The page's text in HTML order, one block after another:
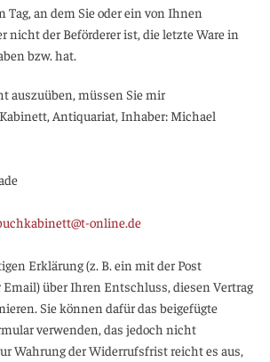
Tag, an dem Sie oder ein von Ihnen
nicht der Beförderer ist, die letzte Ware in
bzw. hat.
auszuüben, müssen Sie mir
Antiquariat, Inhaber: Michael
online.de
Erklärung (z. B. ein mit der Post
über Ihren Entschluss, diesen Vertrag
Sie können dafür das beigefügte
verwenden, das jedoch nicht
Wahrung der Widerrufsfrist reicht es aus,